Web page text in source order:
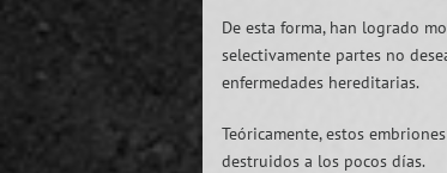
De esta forma, han logrado
selectivamente partes no
enfermedades hereditarias.
Teóricamente, estos
destruidos a los pocos días.